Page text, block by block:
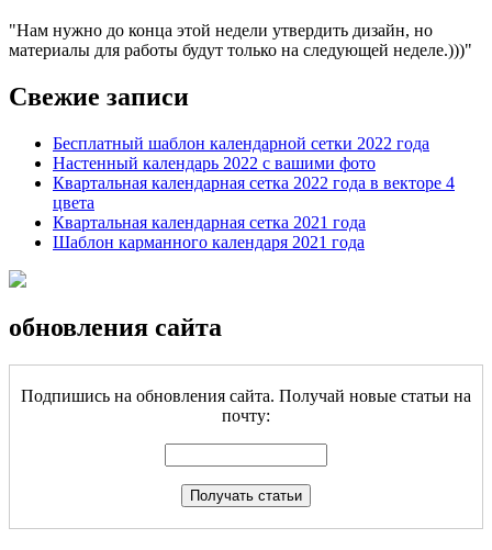
Нам нужно до конца этой недели утвердить дизайн, но
материалы для работы будут только на следующей неделе.)))
Свежие записи
Бесплатный шаблон календарной сетки 2022 года
Настенный календарь 2022 с вашими фото
Квартальная календарная сетка 2022 года в векторе 4
цвета
Квартальная календарная сетка 2021 года
Шаблон карманного календаря 2021 года
обновления сайта
Подпишись на обновления сайта. Получай новые статьи на
почту: